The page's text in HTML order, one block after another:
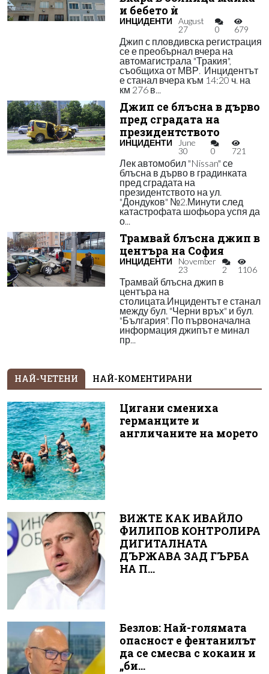
и бебето ѝ
ИНЦИДЕНТИ
August
27
0 679
Джип с пловдивска регистрация
се е преобърнал вчера на
автомагистрала "Тракия",
съобщиха от МВР. Инцидентът
е станал вчера към 14:20 ч. на
км 276 в...
Джип се блъсна в дърво
пред сградата на
президентството
ИНЦИДЕНТИ
June
30
0 721
Лек автомобил "Nissan" се
блъсна в дърво в градинката
пред сградата на
президентството на ул.
"Дондуков" №2.Минути след
катастрофата шофьора успя да
о...
Трамвай блъсна джип в
центъра на София
ИНЦИДЕНТИ
November
23
2 1106
Трамвай блъсна джип в
центъра на
столицата.Инцидентът е станал
между бул. "Черни връх" и бул.
"България". По първоначална
информация джипът е минал
пр...
НАЙ-ЧЕТЕНИ НАЙ-КОМЕНТИРАНИ
Цигани смениха
германците и
англичаните на морето
ВИЖТЕ КАК ИВАЙЛО
ФИЛИПОВ КОНТРОЛИРА
ДИГИТАЛНАТА
ДЪРЖАВА ЗАД ГЪРБА
НА П...
Безлов: Най-голямата
опасност е фентанилът
да се смесва с кокаин и
„би...